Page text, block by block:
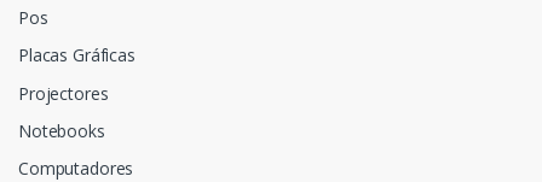
Pos
Placas Gráficas
Projectores
Notebooks
Computadores